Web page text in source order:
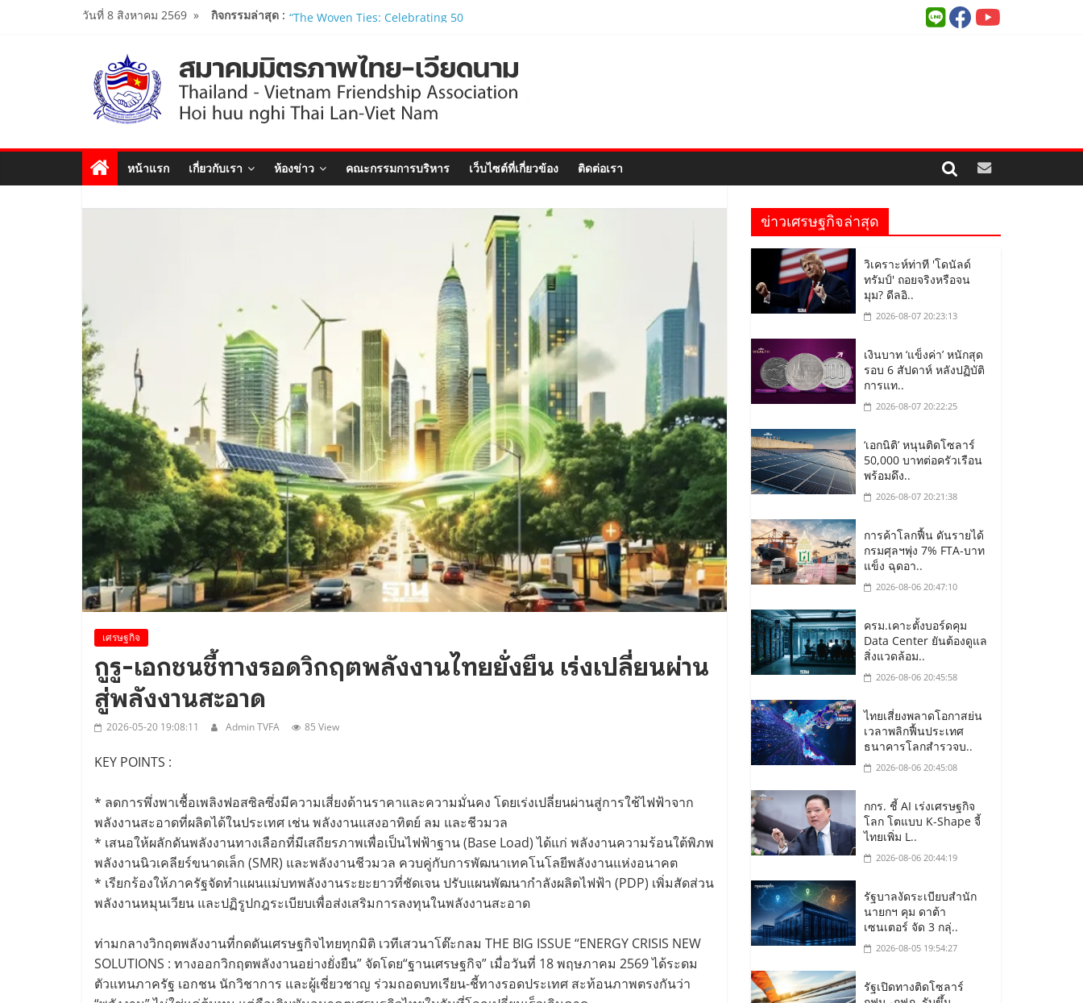
วันที่ 8 สิงหาคม 2569 » กิจกรรมล่าสุด : สมาคมมิตรภาพไทย-เวียดนามร่วมพิธี
Viet Nam Connect Forum ..
สมาคมร่วมนำนักศึกษาเวียดนาม
โครงการหลักสูตรภาษาอังกฤษเร่งรัด
ศึกษาดูงาน..
ร่วมคณะติดตามนายกรัฐมนตรีและ
รัฐมนตรีว่าการกระทรวงมหาดไทย
ผู้นำเวียดนาม-ไทย ร่วมแสดงวิสัยทัศน์
Forum 2026 เฉลิมฉลอง 50 ปีความ
นายกสมาคมฯ ร่วมพิธีเปิดนิทรรศการ
“The Woven Ties: Celebrating 50
Years of Thailand-Viet Nam
Diplomatic Relations”..
หน้าแรก เกี่ยวกับเรา ห้องข่าว คณะกรรมการบริหาร เว็บไซต์ที่เกี่ยวข้อง ติดต่อเรา
เศรษฐกิจ
กูรู-เอกชนชี้ทางรอดวิกฤตพลังงานไทยยั่งยืน เร่งเปลี่ยนผ่าน
สู่พลังงานสะอาด
2026-05-20 19:08:11 Admin TVFA 85 View
KEY POINTS :
* ลดการพึ่งพาเชื้อเพลิงฟอสซิลซึ่งมีความเสี่ยงด้านราคาและความมั่นคง โดยเร่งเปลี่ยนผ่านสู่การใช้ไฟฟ้าจาก
พลังงานสะอาดที่ผลิตได้ในประเทศ เช่น พลังงานแสงอาทิตย์ ลม และชีวมวล
* เสนอให้ผลักดันพลังงานทางเลือกที่มีเสถียรภาพเพื่อเป็นไฟฟ้าฐาน (Base Load) ได้แก่ พลังงานความร้อนใต้พิภพ
พลังงานนิวเคลียร์ขนาดเล็ก (SMR) และพลังงานชีวมวล ควบคู่กับการพัฒนาเทคโนโลยีพลังงานแห่งอนาคต
* เรียกร้องให้ภาครัฐจัดทำแผนแม่บทพลังงานระยะยาวที่ชัดเจน ปรับแผนพัฒนากำลังผลิตไฟฟ้า (PDP) เพิ่มสัดส่วน
พลังงานหมุนเวียน และปฏิรูปกฎระเบียบเพื่อส่งเสริมการลงทุนในพลังงานสะอาด
ท่ามกลางวิกฤตพลังงานที่กดดันเศรษฐกิจไทยทุกมิติ เวทีเสวนาโต๊ะกลม THE BIG ISSUE “ENERGY CRISIS NEW
SOLUTIONS : ทางออกวิกฤตพลังงานอย่างยั่งยืน” จัดโดย“ฐานเศรษฐกิจ” เมื่อวันที่ 18 พฤษภาคม 2569 ได้ระดม
ตัวแทนภาครัฐ เอกชน นักวิชาการ และผู้เชี่ยวชาญ ร่วมถอดบทเรียน-ชี้ทางรอดประเทศ สะท้อนภาพตรงกันว่า
ข่าวเศรษฐกิจล่าสุด
วิเคราะห์ท่าที 'โดนัลด์
ทรัมป์' ถอยจริงหรือจน
มุม? ดีลอิ..
2026-08-07 20:23:13
เงินบาท ‘แข็งค่า’ หนักสุด
รอบ 6 สัปดาห์ หลังปฏิบัติ
การแท..
2026-08-07 20:22:25
‘เอกนิติ’ หนุนติดโซลาร์
50,000 บาทต่อครัวเรือน
พร้อมดึง..
2026-08-07 20:21:38
การค้าโลกฟื้น ดันรายได้
กรมศุลฯพุ่ง 7% FTA-บาท
แข็ง ฉุดอา..
2026-08-06 20:47:10
ครม.เคาะตั้งบอร์ดคุม
Data Center ยันต้องดูแล
สิ่งแวดล้อม..
2026-08-06 20:45:58
ไทยเสี่ยงพลาดโอกาสย่น
เวลาพลิกฟื้นประเทศ
ธนาคารโลกสำรวจบ..
2026-08-06 20:45:08
กกร. ชี้ AI เร่งเศรษฐกิจ
โลก โตแบบ K-Shape จี้
ไทยเพิ่ม L..
2026-08-06 20:44:19
รัฐบาลงัดระเบียบสำนัก
นายกฯ คุม ดาต้า
เซนเตอร์ จัด 3 กลุ่..
2026-08-05 19:54:27
รัฐเปิดทางติดโซลาร์